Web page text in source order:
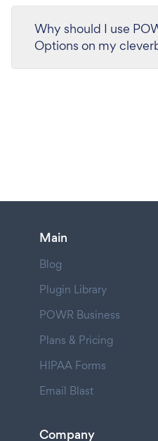
Why should I use
Options on my
Main
Blog
Plugin Library
POWR Business
Plans & Pricing
HIPAA Forms
Email Blast
Company